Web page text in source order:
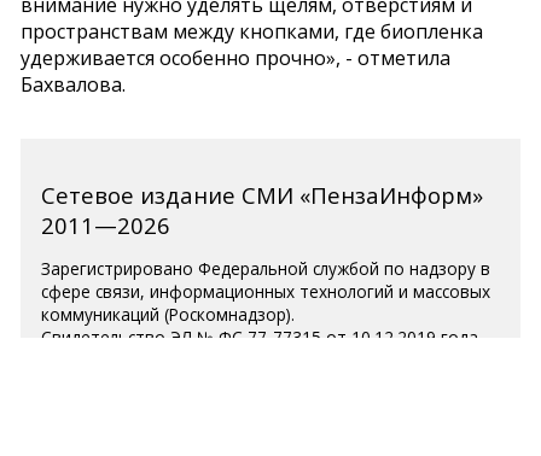
пространствам между кнопками, где биопленка
удерживается особенно прочно», - отметила
Бахвалова.
Сетевое издание СМИ «ПензаИнформ»
2011—2026
Зарегистрировано Федеральной службой по надзору в
сфере связи, информационных технологий и массовых
коммуникаций (Роскомнадзор).
Свидетельство ЭЛ № ФС 77-77315 от 10.12.2019 года.